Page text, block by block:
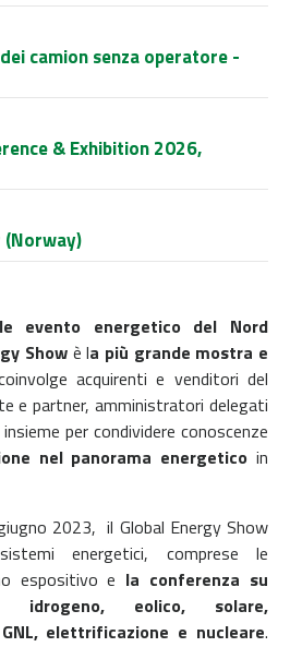
camion senza operatore -
& Exhibition 2026,
(Norway)
evento energetico del Nord
Showè la più grande mostra e
acquirenti e venditori del
e partner, amministratori delegati
per condividere conoscenze
nel panorama energetico in
2023, il Global Energy Show
energetici, comprese le
espositivo e la conferenza su
idrogeno, eolico, solare,
elettrificazione e nucleare.